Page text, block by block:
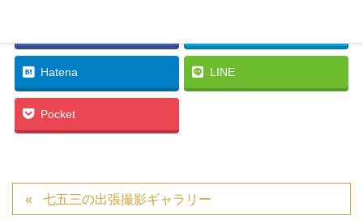
Hatena LINE
Pocket
七五三の出張撮影ギャラリー